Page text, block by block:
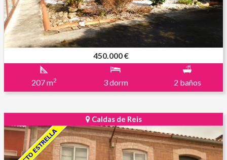
450.000 €
207 m2 3 dorm 2 baños
Caldas de Reis